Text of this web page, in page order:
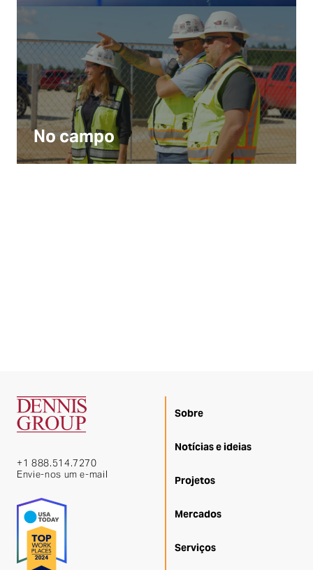
No campo
+1 888.514.7270
Envie-nos um e-mail
Sobre
Notícias e ideias
Projetos
Mercados
Serviços